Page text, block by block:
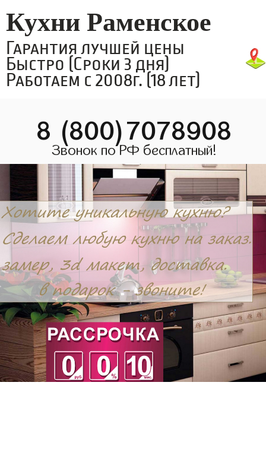
Кухни Раменское
Гарантия лучшей цены
Быстро (Сроки 3 дня)
Работаем с 2008г. (18 лет)
8 (800)7078908
Звонок по РФ бесплатный!